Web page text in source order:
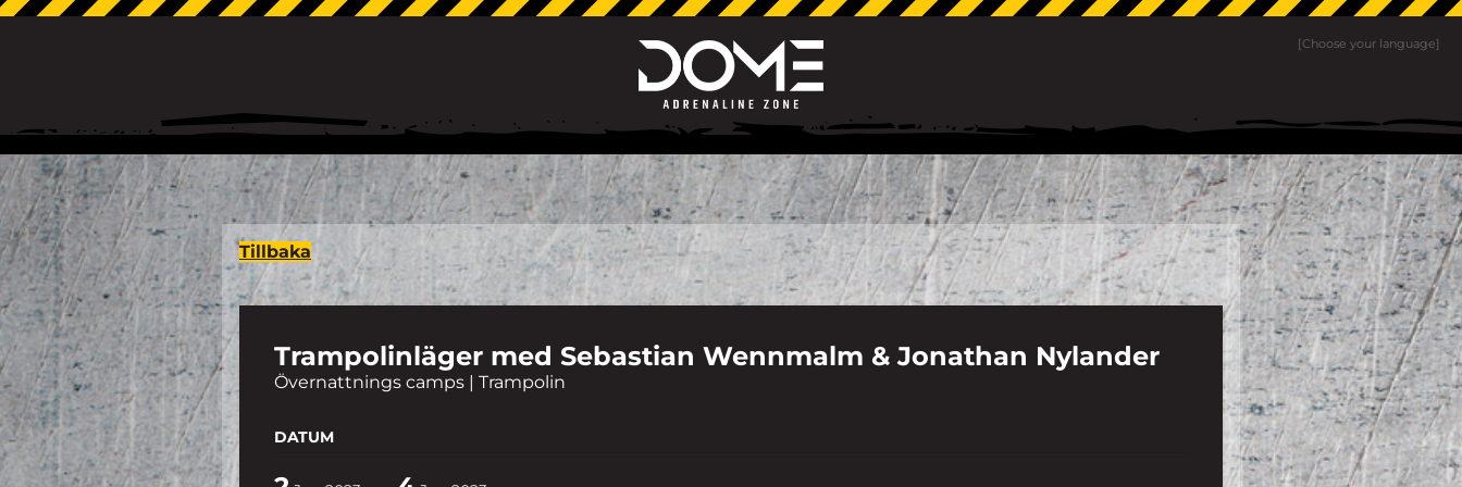
[Choose your language]
Tillbaka
Trampolinläger med Sebastian Wennmalm & Jonathan Nylander
Övernattnings camps | Trampolin
DATUM